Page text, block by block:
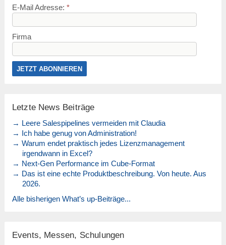
E-Mail Adresse: *
Firma
Letzte News Beiträge
→ Leere Salespipelines vermeiden mit Claudia
→ Ich habe genug von Administration!
→ Warum endet praktisch jedes Lizenzmanagement
irgendwann in Excel?
→ Next-Gen Performance im Cube-Format
→ Das ist eine echte Produktbeschreibung. Von heute. Aus
2026.
Alle bisherigen What’s up-Beiträge...
Events, Messen, Schulungen